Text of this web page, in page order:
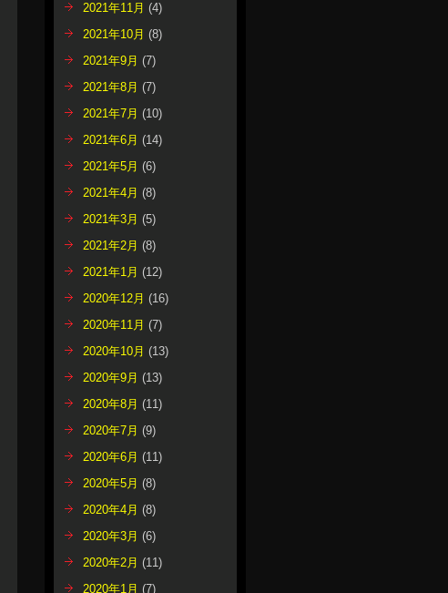
2021年11月 (4)
2021年10月 (8)
2021年9月 (7)
2021年8月 (7)
2021年7月 (10)
2021年6月 (14)
2021年5月 (6)
2021年4月 (8)
2021年3月 (5)
2021年2月 (8)
2021年1月 (12)
2020年12月 (16)
2020年11月 (7)
2020年10月 (13)
2020年9月 (13)
2020年8月 (11)
2020年7月 (9)
2020年6月 (11)
2020年5月 (8)
2020年4月 (8)
2020年3月 (6)
2020年2月 (11)
2020年1月 (7)